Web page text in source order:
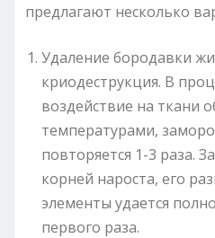
предлагают несколько
Удаление бородавки
криодеструкция. В
воздействие на ткани
температурами,
повторяется 1-3 раза.
корней нароста, его
элементы удается
первого раза.